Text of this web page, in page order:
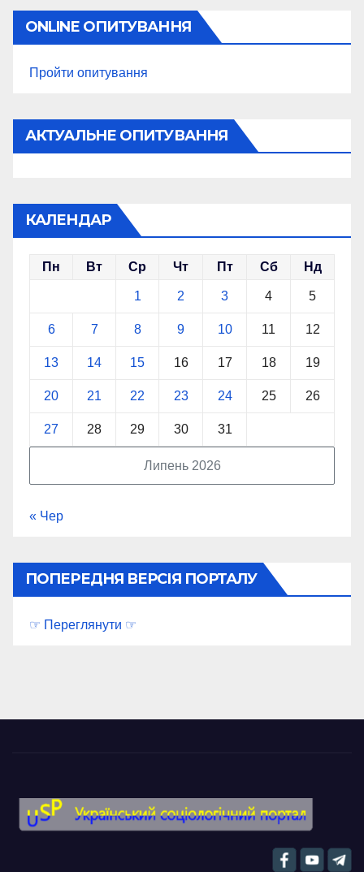
ONLINE ОПИТУВАННЯ
Пройти опитування
АКТУАЛЬНЕ ОПИТУВАННЯ
КАЛЕНДАР
Липень 2026
Пн Вт Ср Чт Пт Сб Нд
1 2 3 4 5
6 7 8 9 10 11 12
13 14 15 16 17 18 19
20 21 22 23 24 25 26
27 28 29 30 31
« Чер
ПОПЕРЕДНЯ ВЕРСІЯ ПОРТАЛУ
☞ Переглянути ☞